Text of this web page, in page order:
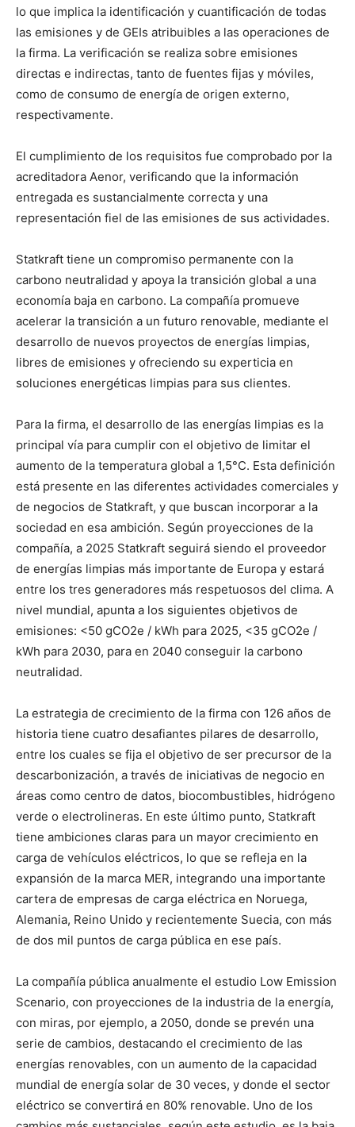
lo que implica la identificación y cuantificación de todas
las emisiones y de GEIs atribuibles a las operaciones de
la firma. La verificación se realiza sobre emisiones
directas e indirectas, tanto de fuentes fijas y móviles,
como de consumo de energía de origen externo,
respectivamente.
El cumplimiento de los requisitos fue comprobado por la
acreditadora Aenor, verificando que la información
entregada es sustancialmente correcta y una
representación fiel de las emisiones de sus actividades.
Statkraft tiene un compromiso permanente con la
carbono neutralidad y apoya la transición global a una
economía baja en carbono. La compañía promueve
acelerar la transición a un futuro renovable, mediante el
desarrollo de nuevos proyectos de energías limpias,
libres de emisiones y ofreciendo su experticia en
soluciones energéticas limpias para sus clientes.
Para la firma, el desarrollo de las energías limpias es la
principal vía para cumplir con el objetivo de limitar el
aumento de la temperatura global a 1,5°C. Esta definición
está presente en las diferentes actividades comerciales y
de negocios de Statkraft, y que buscan incorporar a la
sociedad en esa ambición. Según proyecciones de la
compañía, a 2025 Statkraft seguirá siendo el proveedor
de energías limpias más importante de Europa y estará
entre los tres generadores más respetuosos del clima. A
nivel mundial, apunta a los siguientes objetivos de
emisiones: <50 gCO2e / kWh para 2025, <35 gCO2e /
kWh para 2030, para en 2040 conseguir la carbono
neutralidad.
La estrategia de crecimiento de la firma con 126 años de
historia tiene cuatro desafiantes pilares de desarrollo,
entre los cuales se fija el objetivo de ser precursor de la
descarbonización, a través de iniciativas de negocio en
áreas como centro de datos, biocombustibles, hidrógeno
verde o electrolineras. En este último punto, Statkraft
tiene ambiciones claras para un mayor crecimiento en
carga de vehículos eléctricos, lo que se refleja en la
expansión de la marca MER, integrando una importante
cartera de empresas de carga eléctrica en Noruega,
Alemania, Reino Unido y recientemente Suecia, con más
de dos mil puntos de carga pública en ese país.
La compañía pública anualmente el estudio Low Emission
Scenario, con proyecciones de la industria de la energía,
con miras, por ejemplo, a 2050, donde se prevén una
serie de cambios, destacando el crecimiento de las
energías renovables, con un aumento de la capacidad
mundial de energía solar de 30 veces, y donde el sector
eléctrico se convertirá en 80% renovable. Uno de los